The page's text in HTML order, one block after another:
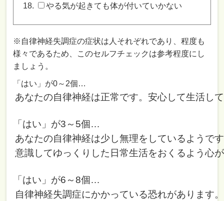
やる気が起きても体が付いていかない
※自律神経失調症の症状は人それぞれであり、程度も
様々であるため、このセルフチェックは参考程度にし
ましょう。
あなたの自律神経は正常です。安心して生活し
「はい」が3～5個…
あなたの自律神経は少し無理をしているようで
意識してゆっくりした日常生活をおくるよう心
「はい」が6～8個…
自律神経失調症にかかっている恐れがあります。